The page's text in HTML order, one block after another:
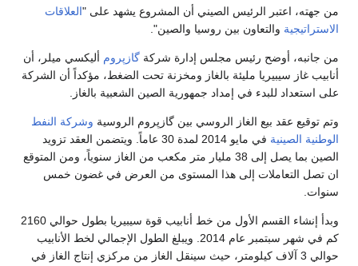
من جهته، اعتبر الرئيس الصيني أن المشروع يشهد على "العلاقات
الاستراتيجية والتعاون بين روسيا والصين".
من جانبه، أوضح رئيس مجلس إدارة شركة گازپروم أليكسي ميلر، أن
أنابيب غاز سيبيريا مليئة بالغاز ومخزنة تحت الضغط، مؤكداً أن الشركة
على استعداد للبدء في إمداد جمهورية الصين الشعبية بالغاز.
وتم توقيع عقد بيع الغاز الروسي بين گازپروم الروسية وشركة النفط
الوطنية الصينية
في مايو 2014 لمدة 30 عاماً. ويتضمن العقد تزويد
الصين بما يصل إلى 38 مليار متر مكعب من الغاز سنوياً، ومن المتوقع
ان تصل التعاملات إلى هذا المستوى من العرض في غضون خمس
سنوات.
وبدأ إنشاء القسم الأول من خط أنابيب قوة سيبيريا بطول حوالي 2160
كم في شهر سبتمبر عام 2014. ويبلغ الطول الإجمالي لخط الأنابيب
حوالي 3 آلاف كيلومتر، حيث سينقل الغاز من مركزي إنتاج الغاز في